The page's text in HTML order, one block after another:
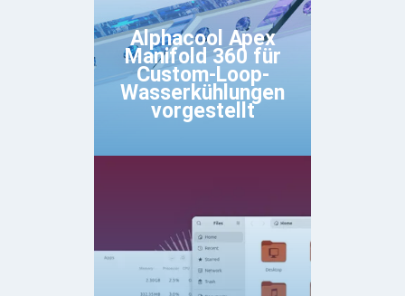
Alphacool Apex
Manifold 360 für
Custom-Loop-
Wasserkühlungen
vorgestellt